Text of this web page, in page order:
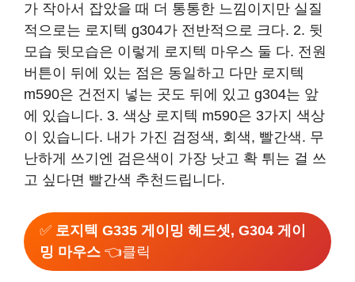
가 작아서 잡았을 때 더 통통한 느낌이지만 실질
적으로는 로지텍 g304가 전반적으로 크다. 2. 뒷
모습 뒷모습은 이렇게 로지텍 마우스 둘 다. 전원
버튼이 뒤에 있는 점은 동일하고 다만 로지텍
m590은 건전지 넣는 곳도 뒤에 있고 g304는 앞
에 있습니다. 3. 색상 로지텍 m590은 3가지 색상
이 있습니다. 내가 가진 검정색, 회색, 빨간색. 무
난하게 쓰기엔 검은색이 가장 낫고 확 튀는 걸 쓰
고 싶다면 빨간색 추천드립니다.
✅ 로지텍 G335 게이밍 헤드셋, G304 게이
밍 마우스 👈클릭